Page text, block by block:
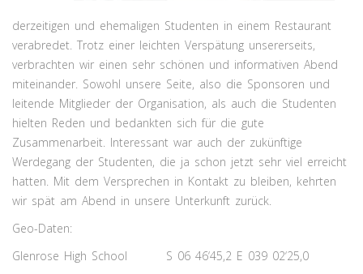
derzeitigen und ehemaligen Studenten in einem Restaurant
verabredet. Trotz einer leichten Verspätung unsererseits,
verbrachten wir einen sehr schönen und informativen Abend
miteinander. Sowohl unsere Seite, also die Sponsoren und
leitende Mitglieder der Organisation, als auch die Studenten
hielten Reden und bedankten sich für die gute
Zusammenarbeit. Interessant war auch der zukünftige
Werdegang der Studenten, die ja schon jetzt sehr viel erreicht
hatten. Mit dem Versprechen in Kontakt zu bleiben, kehrten
wir spät am Abend in unsere Unterkunft zurück.
Geo-Daten:
Glenrose High School S 06 46‘45,2 E 039 02‘25,0